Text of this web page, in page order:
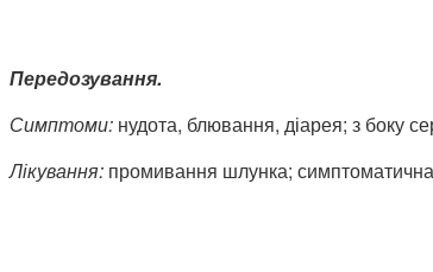
Передозування.
Симптоми: нудота, блювання, діарея; з боку
Лікування: промивання шлунка;